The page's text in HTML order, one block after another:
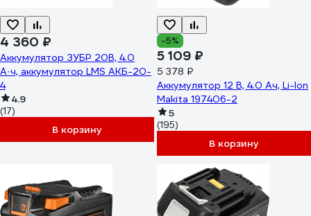
4 360 ₽
Аккумулятор ЗУБР 20В, 4.0
А·ч, аккумулятор LMS АКБ-20-
4
4.9
(17)
В корзину
-5%
5 109 ₽
5 378 ₽
Аккумулятор 12 В, 4.0 Ач, Li-Ion
Makita 197406-2
5
(195)
В корзину